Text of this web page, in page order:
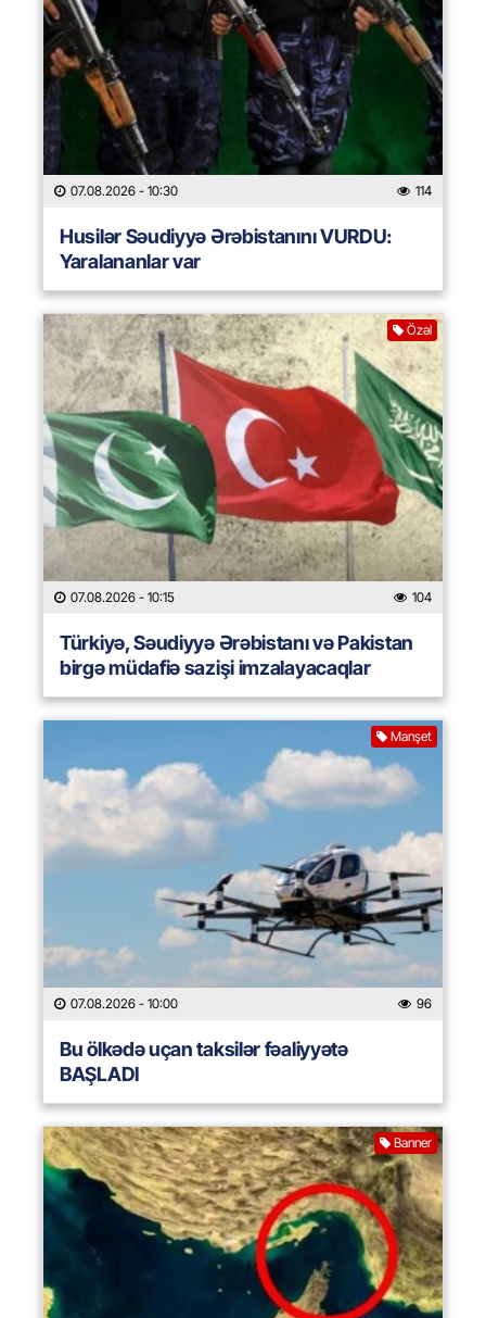
07.08.2026 - 10:30 114
Husilər Səudiyyə Ərəbistanını VURDU:
Yaralananlar var
Özəl
07.08.2026 - 10:15 104
Türkiyə, Səudiyyə Ərəbistanı və Pakistan
birgə müdafiə sazişi imzalayacaqlar
Manşet
07.08.2026 - 10:00 96
Bu ölkədə uçan taksilər fəaliyyətə
BAŞLADI
Banner